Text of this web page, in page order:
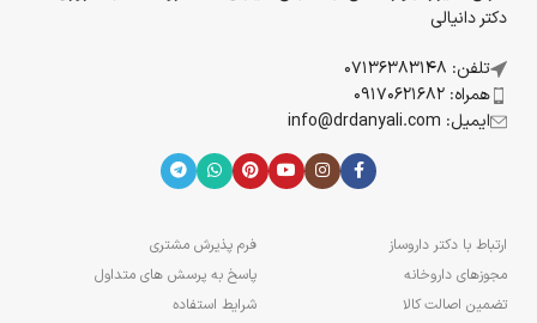
دکتر دانیالی
تلفن: 07136383148
همراه: 09170621682
ایمیل: info@drdanyali.com
ارتباط با دکتر داروساز
مجوزهای داروخانه
تضمین اصالت کالا
فرم پذیرش مشتری
پاسخ به پرسش های متداول
شرایط استفاده